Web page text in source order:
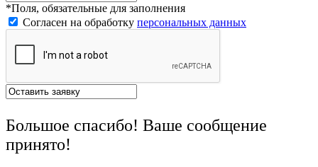
*Поля, обязательные для заполнения
Согласен на обработку персональных данных
Большое спасибо! Ваше сообщение
принято!